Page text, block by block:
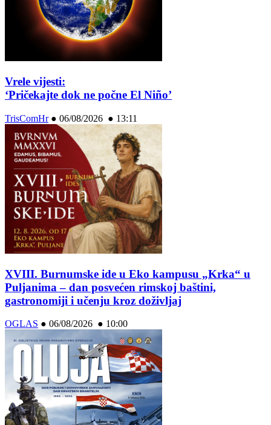
Vrele vijesti:
‘Pričekajte dok ne počne El Niño’
TrisComHr● 06/08/2026 ● 13:11
XVIII. Burnumske ide u Eko kampusu „Krka“ u
Puljanima – dan posvećen rimskoj baštini,
gastronomiji i učenju kroz doživljaj
OGLAS ● 06/08/2026 ● 10:00